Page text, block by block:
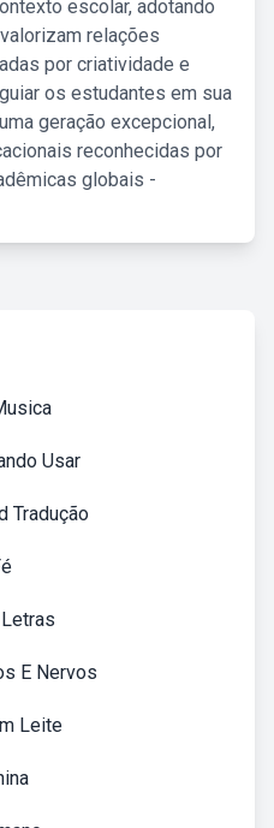
escolar, adotando
relações
por criatividade e
os estudantes em sua
geração excepcional,
reconhecidas por
globais -
Usar
Tradução
E Nervos
Leite